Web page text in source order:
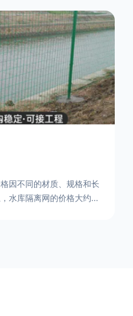
多种，如钢丝绳网、聚酯
材质的体育场围栏网具有
钢丝绳网具有强度高、耐
维网则具有柔韧性好、透
是一种
因不同的材质、规格和长
水库隔离网的价格大约在